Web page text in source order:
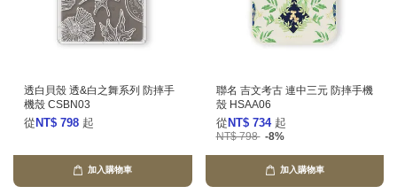
透白貝殼 透&白之舞系列 防摔手
機殼 CSBN03
從 NT$ 798 起
加入購物車
聯名 吉文考古 連中三元 防摔手機
殼 HSAA06
從 NT$ 734 起
NT$ 798 -8%
加入購物車